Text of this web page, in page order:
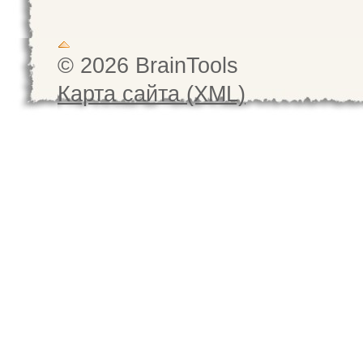
© 2026 BrainTools
Карта сайта (XML)